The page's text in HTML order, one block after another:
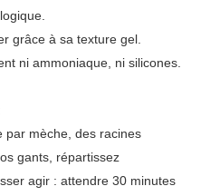
grâce à sa texture gel.
ni ammoniaque, ni silicones.
par mèche, des racines
gants, répartissez
agir : attendre 30 minutes